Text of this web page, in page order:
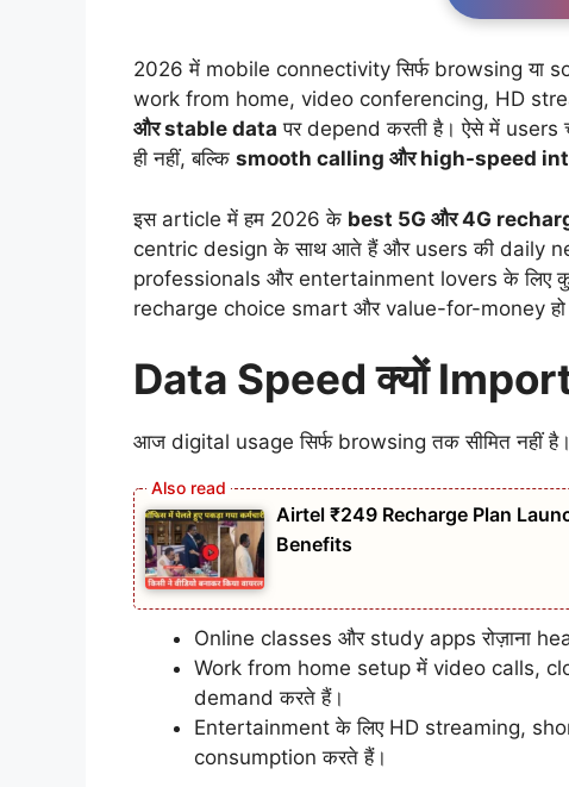
2026 में mobile connectivity सिर्फ browsing या
work from home, video conferencing, HD
और stable data पर depend करती है। ऐसे में users
ही नहीं, बल्कि smooth calling और high-speed
इस article में हम 2026 के best 5G और 4G
centric design के साथ आते हैं और users की daily
professionals और entertainment lovers के लिए
recharge choice smart और value-for-money
Data Speed क्यों
आज digital usage सिर्फ browsing तक सीमित नहीं है।
Airtel ₹249 Recharge Plan
Benefits
Online classes और study apps रोज़ाना
Work from home setup में video calls,
demand करते हैं।
Entertainment के लिए HD streaming,
consumption करते हैं।